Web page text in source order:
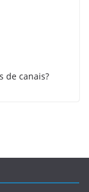
de canais?